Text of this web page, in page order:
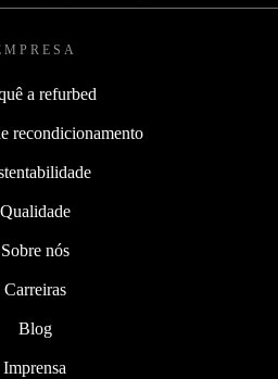
a refurbed
recondicionamento
Qualidade
Sobre nós
Carreiras
Blog
Imprensa